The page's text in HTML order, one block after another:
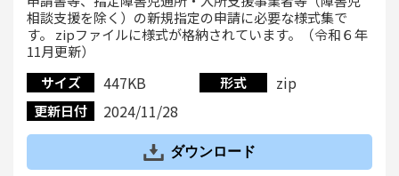
相談支援を除く）の新規指定の申請に必要な様式集で
す。 zipファイルに様式が格納されています。（令和６年
11月更新）
サイズ
447KB 形式 zip
更新日付 2024/11/28
ダウンロード